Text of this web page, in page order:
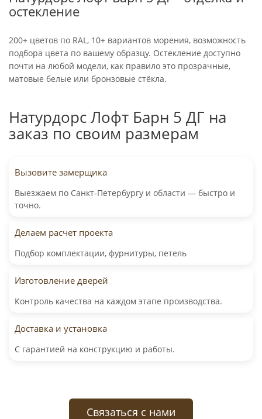
остекление
200+ цветов по RAL, 10+ вариантов морения, возможность
подбора цвета по вашему образцу. Остекление доступно
почти на любой модели, как правило это прозрачные,
матовые белые или бронзовые стёкла.
Натурдорс Лофт Барн 5 ДГ на
заказ по своим размерам
Вызовите замерщика
Выезжаем по Санкт-Петербургу и области — быстро и
точно.
Делаем расчет проекта
Подбор комплектации, фурнитуры, петель
Изготовление дверей
Контроль качества на каждом этапе производства.
Доставка и установка
С гарантией на конструкцию и работы.
Связаться с нами